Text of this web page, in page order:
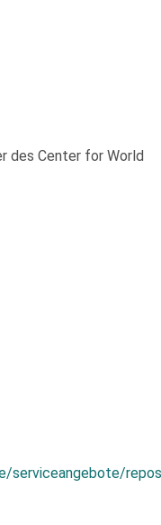
des Center for World
serviceangebote/